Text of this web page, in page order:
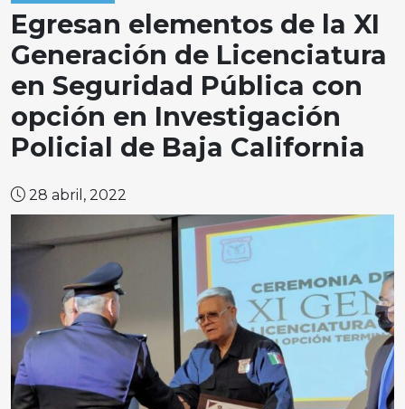
Egresan elementos de la XI
Generación de Licenciatura
en Seguridad Pública con
opción en Investigación
Policial de Baja California
28 abril, 2022